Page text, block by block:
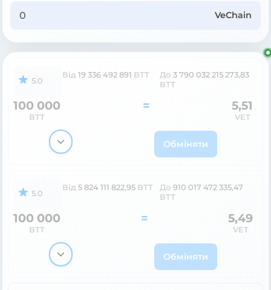
VeChain
5.0
Від 19 336 492 891 BTT До 3 790 032 215 273,83
BTT
100 000
BTT
= 5,51
VET
Обміняти
5.0
Від 5 824 111 822,95 BTT До 910 017 472 335,47
BTT
100 000
BTT
= 5,49
VET
Обміняти